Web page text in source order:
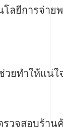
ลยีการจ่าย
วยทำให้แน่ใ
วจสอบร้าน